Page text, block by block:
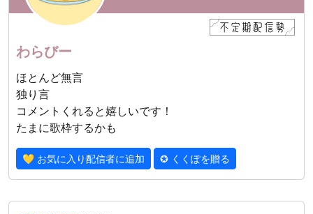
わらびー
ほとんど無言
独り言
コメントくれると嬉しいです！
たまに歌枠するかも
💛 お気に入り配信者に追加 ✪ くくぽを贈る